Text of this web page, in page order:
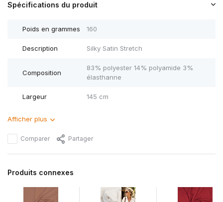
Spécifications du produit
Poids en grammes 160
Description Silky Satin Stretch
Composition
83% polyester 14% polyamide 3%
élasthanne
Largeur 145 cm
Afficher plus
Comparer Partager
Produits connexes